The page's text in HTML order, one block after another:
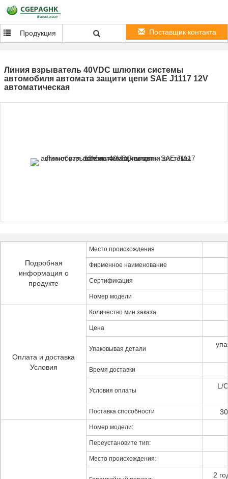
Продукция Поставщик контакта
Линия взрыватель 40VDC шлюпки системы
автомобиля автомата защити цепи SAE J1117 12V
автоматическая
Подробная
информация о
продукте
Место происхождения
Фирменное наименование
Сертификация
Номер модели
Оплата и доставка
Условия
Количество мин заказа
Цена
Упаковывая детали
Время доставки
Условия оплаты
L/
Поставка способности
Номер модели:
Переустановите тип:
Место происхождения:
2